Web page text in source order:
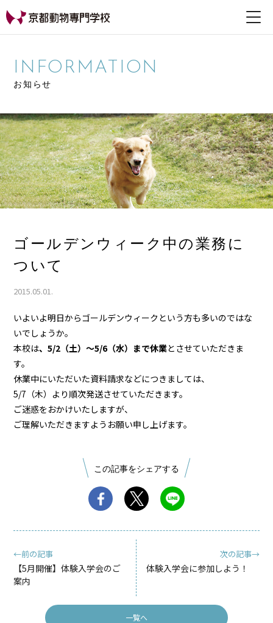
門学校
INFORMATION
お知らせ
ゴールデンウィーク中の業務に
ついて
2015.05.01.
いよいよ明日からゴールデンウィークという方も多いのではな
いでしょうか。
本校は、5/2（土）～5/6（水）まで休業とさせていただきま
す。
休業中にいただいた資料請求などにつきましては、
5/7（木）より順次発送させていただきます。
ご迷惑をおかけいたしますが、
ご理解いただきますようお願い申し上げます。
この記事をシェアする
←前の記事
【5月開催】体験入学会のご
案内
次の記事→
体験入学会に参加しよう！
一覧へ